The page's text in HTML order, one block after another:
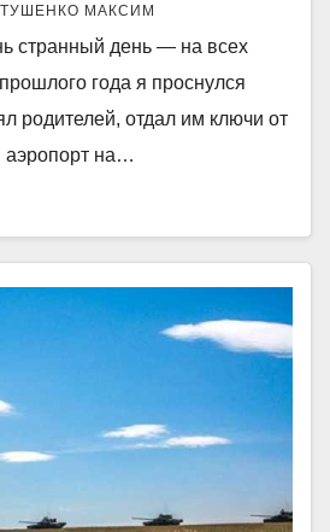
МАКСИМ
странный день — на всех
года я проснулся
родителей, отдал им ключи от
аэропорт на…